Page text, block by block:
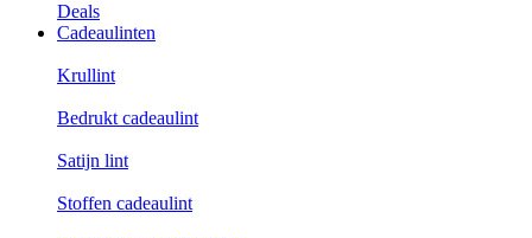
Deals
Cadeaulinten
Krullint
Bedrukt cadeaulint
Satijn lint
Stoffen cadeaulint